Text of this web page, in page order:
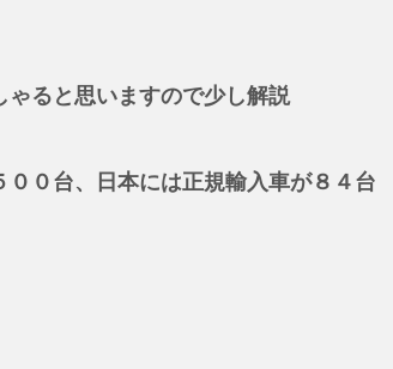
ると思いますので少し解説
０台、日本には正規輸入車が８４台